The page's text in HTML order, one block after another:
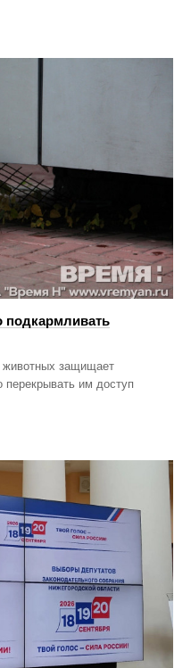
подкармливать
животных защищает
им доступ